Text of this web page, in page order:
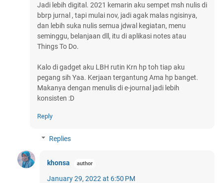
Jadi lebih digital. 2021 kemarin aku sempet msh nulis di
bbrp jurnal , tapi mulai nov, jadi agak malas ngisinya,
dan lebih suka nulis semua jdwal kegiatan, menu
seminggu, belanjaan dll, itu di aplikasi notes atau
Things To Do.
Kalo di gadget aku LBH rutin Krn hp toh tiap aku
pegang sih Yaa. Kerjaan tergantung Ama hp banget.
Makanya dengan menulis di e-journal jadi lebih
konsisten :D
Reply
Replies
khonsa
January 29, 2022 at 6:50 PM